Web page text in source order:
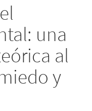
una
al
y